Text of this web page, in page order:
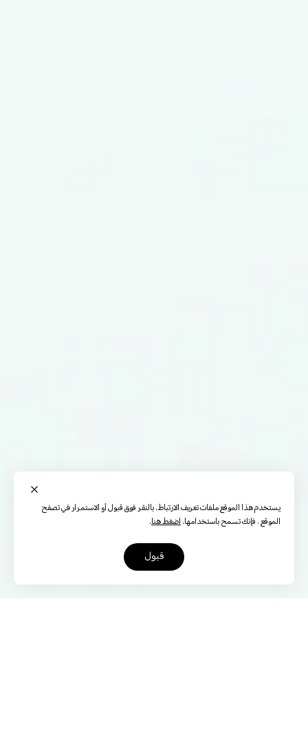
يستخدم هذا الموقع ملفات تعريف الارتباط. بالنقر فوق قبول أو الاستمرار في تصفح
الموقع ، فإنك تسمح باستخدامها.اضغط هنا.
قبول